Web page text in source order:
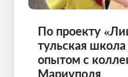
По проекту
тульская
опытом с
Мариуполя